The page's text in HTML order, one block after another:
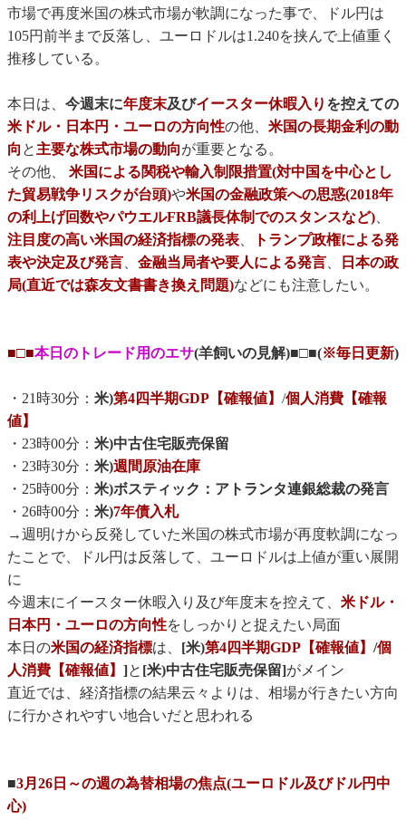
市場で再度米国の株式市場が軟調になった事で、ドル円は
105円前半まで反落し、ユーロドルは1.240を挟んで上値重く
推移している。
本日は、 今週末に年度末及びイースター休暇入り を控えての
米ドル・日本円・ユーロの方向性の他、 米国の長期金利の動
向 と主要な株式市場の動向が重要となる。
その他、 米国による関税や輸入制限措置(対中国を中心とし
た貿易戦争リスクが台頭)や米国の金融政策への思惑(2018年
の利上げ回数やパウエルFRB議長体制でのスタンスなど)、
注目度の高い米国の経済指標の発表、
トランプ政権による発
表や決定及び発言、 金融当局者や要人による発言、
日本の政
局(直近では森友文書書き換え問題)などにも注意したい。
■□■本日のトレード用のエサ(羊飼いの見解)■□■(※毎日更新)
・21時30分： 米)第4四半期GDP【確報値】 /個人消費【確報
値】
・23時00分： 米)中古住宅販売保留
・23時30分： 米)週間原油在庫
・25時00分： 米)ボスティック：アトランタ連銀総裁の発言
・26時00分： 米)7年債入札
→週明けから反発していた米国の株式市場が再度軟調になっ
たことで、ドル円は反落して、ユーロドルは上値が重い展開
に
今週末にイースター休暇入り及び年度末を控えて、 米ドル・
日本円・ユーロの方向性をしっかりと捉えたい局面
本日の米国の経済指標は、 [米)第4四半期GDP【確報値】 /個
人消費【確報値】 ]と [米)中古住宅販売保留]がメイン
直近では、経済指標の結果云々よりは、相場が行きたい方向
に行かされやすい地合いだと思われる
■3月26日～の週の為替相場の焦点(ユーロドル及びドル円中
心)